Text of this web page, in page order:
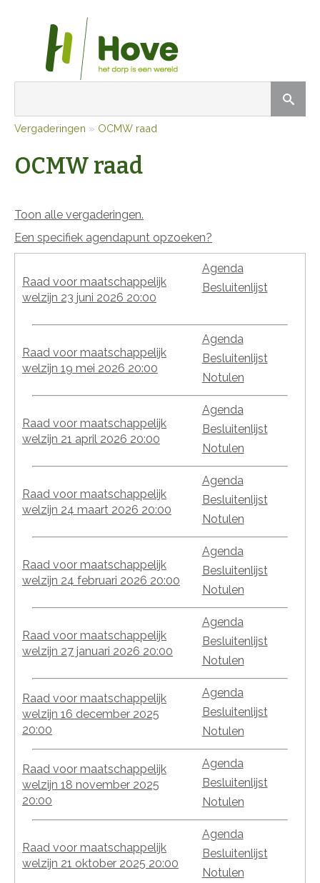
Vergaderingen » OCMW raad
OCMW raad
Toon alle vergaderingen.
Een specifiek agendapunt opzoeken?
Raad voor maatschappelijk
welzijn 23 juni 2026 20:00
Agenda
Besluitenlijst
Raad voor maatschappelijk
welzijn 19 mei 2026 20:00
Agenda
Besluitenlijst
Notulen
Raad voor maatschappelijk
welzijn 21 april 2026 20:00
Agenda
Besluitenlijst
Notulen
Raad voor maatschappelijk
welzijn 24 maart 2026 20:00
Agenda
Besluitenlijst
Notulen
Raad voor maatschappelijk
welzijn 24 februari 2026 20:00
Agenda
Besluitenlijst
Notulen
Raad voor maatschappelijk
welzijn 27 januari 2026 20:00
Agenda
Besluitenlijst
Notulen
Raad voor maatschappelijk
welzijn 16 december 2025
20:00
Agenda
Besluitenlijst
Notulen
Raad voor maatschappelijk
welzijn 18 november 2025
20:00
Agenda
Besluitenlijst
Notulen
Raad voor maatschappelijk
welzijn 21 oktober 2025 20:00
Agenda
Besluitenlijst
Notulen